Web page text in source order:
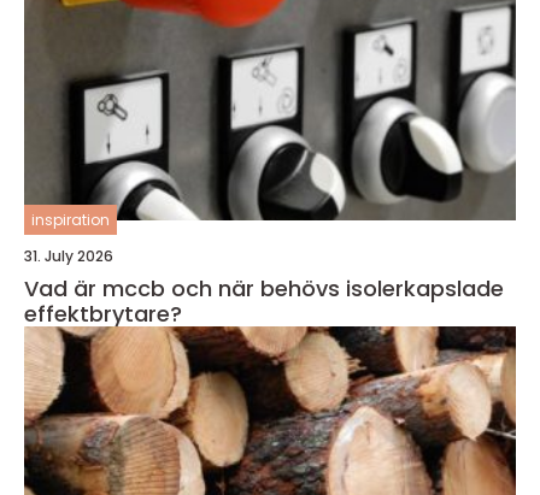
inspiration
31. July 2026
Vad är mccb och när behövs isolerkapslade
effektbrytare?